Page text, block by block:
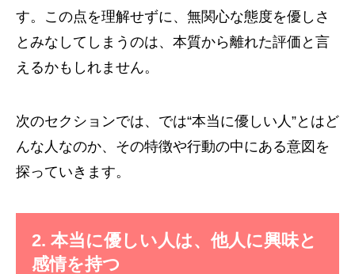
す。この点を理解せずに、無関心な態度を優しさ
とみなしてしまうのは、本質から離れた評価と言
えるかもしれません。
次のセクションでは、では“本当に優しい人”とはど
んな人なのか、その特徴や行動の中にある意図を
探っていきます。
2. 本当に優しい人は、他人に興味と
感情を持つ